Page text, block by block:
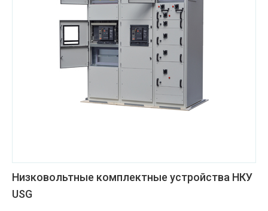
Низковольтные комплектные устройства НКУ
USG